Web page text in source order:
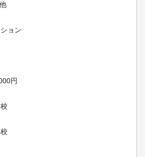
ョン
円